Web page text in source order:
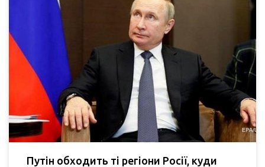
Путін обходить ті регіони Росії, куди